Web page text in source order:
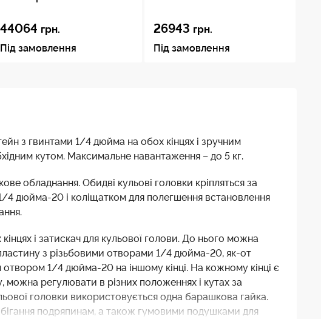
44064 грн.
Під замовлення
26943 грн.
Під замовлення
з гвинтами 1/4 дюйма на обох кінцях і зручним
кутом. Максимальне навантаження – до 5 кг.
обладнання. Обидві кульові головки кріпляться за
4 дюйма-20 і коліщатком для полегшення встановлення
і затискач для кульової голови. До нього можна
з різьбовими отворами 1/4 дюйма-20, як-от
1/4 дюйма-20 на іншому кінці. На кожному кінці є
регулювати в різних положеннях і кутах за
головки використовується одна барашкова гайка.
подряпинам, а також гумовими подушками для